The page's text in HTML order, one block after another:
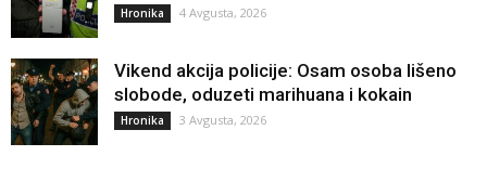
Hronika 4 Avgusta, 2026
Vikend akcija policije: Osam osoba lišeno
slobode, oduzeti marihuana i kokain
Hronika 3 Avgusta, 2026